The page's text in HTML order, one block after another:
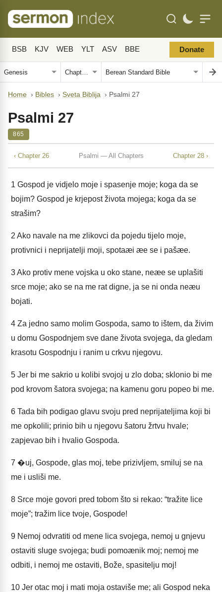
BSB KJV WEB YLT ASV BBE Donate
Home › Bibles › Sveta Biblija › Psalmi 27
Psalmi 27
865
‹ Chapter 26 Psalmi — All Chapters Chapter 28 ›
1 Gospod je vidjelo moje i spasenje moje; koga da se
bojim? Gospod je krjepost života mojega; koga da se
strašim?
2 Ako navale na me zlikovci da pojedu tijelo moje,
protivnici i neprijatelji moji, spotaæi æe se i pašæe.
3Ako protiv mene vojska u oko stane, neæe se uplašiti
srce moje; ako se na me rat digne, ja se ni onda neæu
bojati.
4 Za jedno samo molim Gospoda, samo to ištem, da živim
u domu Gospodnjem sve dane života svojega, da gledam
krasotu Gospodnju i ranim u crkvu njegovu.
5 Jer bi me sakrio u kolibi svojoj u zlo doba; sklonio bi me
pod krovom šatora svojega; na kamenu goru popeo bi me.
6 Tada bih podigao glavu svoju pred neprijateljima koji bi
me opkolili; prinio bih u njegovu šatoru žrtvu hvale;
zapjevao bih i hvalio Gospoda.
7 �uj, Gospode, glas moj, tebe prizivljem, smiluj se na
me i usliši me.
8 Srce moje govori pred tobom što si rekao: “tražite lice
moje”; tražim lice tvoje, Gospode!
9 Nemoj odvratiti od mene lica svojega, nemoj u gnjevu
ostaviti sluge svojega; budi pomoænik moj; nemoj me
odbiti, i nemoj me ostaviti, Bože, spasitelju moj!
10 Jer otac moj i mati moja ostaviše me; ali Gospod neka